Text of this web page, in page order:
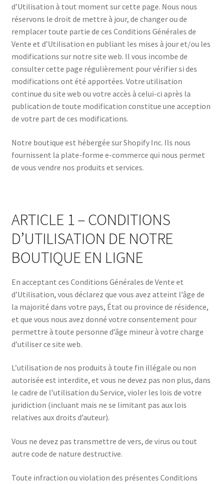
d’Utilisation à tout moment sur cette page. Nous nous
réservons le droit de mettre à jour, de changer ou de
remplacer toute partie de ces Conditions Générales de
Vente et d’Utilisation en publiant les mises à jour et/ou les
modifications sur notre site web. Il vous incombe de
consulter cette page régulièrement pour vérifier si des
modifications ont été apportées. Votre utilisation
continue du site web ou votre accès à celui-ci après la
publication de toute modification constitue une acception
de votre part de ces modifications.
Notre boutique est hébergée sur Shopify Inc. Ils nous
fournissent la plate-forme e-commerce qui nous permet
de vous vendre nos produits et services.
ARTICLE 1 – CONDITIONS
D’UTILISATION DE NOTRE
BOUTIQUE EN LIGNE
En acceptant ces Conditions Générales de Vente et
d’Utilisation, vous déclarez que vous avez atteint l’âge de
la majorité dans votre pays, État ou province de résidence,
et que vous nous avez donné votre consentement pour
permettre à toute personne d’âge mineur à votre charge
d’utiliser ce site web.
L’utilisation de nos produits à toute fin illégale ou non
autorisée est interdite, et vous ne devez pas non plus, dans
le cadre de l’utilisation du Service, violer les lois de votre
juridiction (incluant mais ne se limitant pas aux lois
relatives aux droits d’auteur).
Vous ne devez pas transmettre de vers, de virus ou tout
autre code de nature destructive.
Toute infraction ou violation des présentes Conditions